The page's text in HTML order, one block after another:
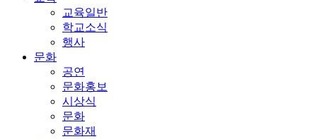
교육일반
학교소식
행사
문화
공연
문화홍보
시상식
문화
문화재